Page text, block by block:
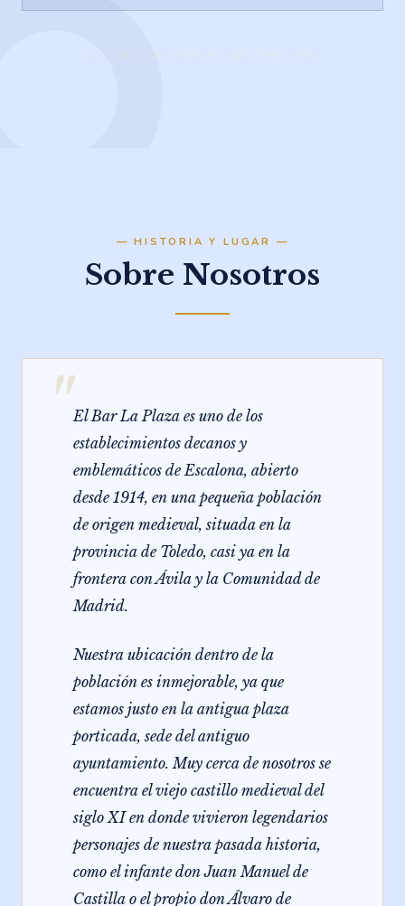
La carta puede cambiar según temporada
— HISTORIA Y LUGAR —
Sobre Nosotros
" El Bar La Plaza es uno de los
establecimientos decanos y
emblemáticos de Escalona, abierto
desde 1914, en una pequeña población
de origen medieval, situada en la
provincia de Toledo, casi ya en la
frontera con Ávila y la Comunidad de
Madrid.
Nuestra ubicación dentro de la
población es inmejorable, ya que
estamos justo en la antigua plaza
porticada, sede del antiguo
ayuntamiento. Muy cerca de nosotros se
encuentra el viejo castillo medieval del
siglo XI en donde vivieron legendarios
personajes de nuestra pasada historia,
como el infante don Juan Manuel de
Castilla o el propio don Álvaro de